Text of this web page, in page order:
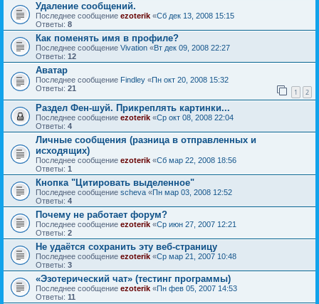
Удаление сообщений.
Последнее сообщение ezoterik «Сб дек 13, 2008 15:15
Ответы: 8
Как поменять имя в профиле?
Последнее сообщение Vivation «Вт дек 09, 2008 22:27
Ответы: 12
Аватар
Последнее сообщение Findley «Пн окт 20, 2008 15:32
Ответы: 21 1 2
Раздел Фен-шуй. Прикреплять картинки...
Последнее сообщение ezoterik «Ср окт 08, 2008 22:04
Ответы: 4
Личные сообщения (разница в отправленных и
исходящих)
Последнее сообщение ezoterik «Сб мар 22, 2008 18:56
Ответы: 1
Кнопка "Цитировать выделенное"
Последнее сообщение sсheva «Пн мар 03, 2008 12:52
Ответы: 4
Почему не работает форум?
Последнее сообщение ezoterik «Ср июн 27, 2007 12:21
Ответы: 2
Не удаётся сохранить эту веб-страницу
Последнее сообщение ezoterik «Ср мар 21, 2007 10:48
Ответы: 3
«Эзотерический чат» (тестинг программы)
Последнее сообщение ezoterik «Пн фев 05, 2007 14:53
Ответы: 11